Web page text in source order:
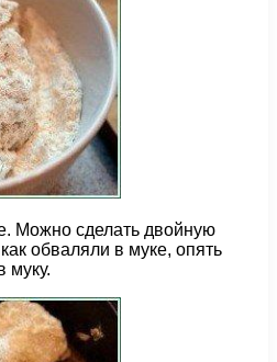
Можно сделать двойную
обваляли в муке, опять
муку.